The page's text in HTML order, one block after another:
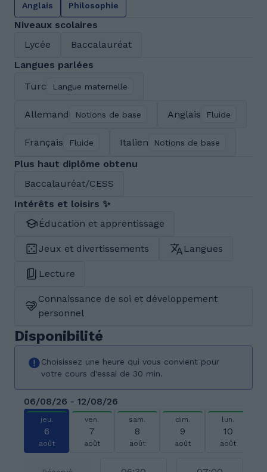
Anglais Philosophie
Niveaux scolaires
Lycée
Baccalauréat
Langues parlées
Turc
Langue maternelle
Allemand Notions de base Anglais Fluide
Français Fluide Italien Notions de base
Plus haut diplôme obtenu
Baccalauréat/CESS
Intérêts et loisirs ✨
Éducation et apprentissage
Jeux et divertissements Langues
Lecture
Connaissance de soi et développement
personnel
Disponibilité
Choisissez une heure qui vous convient pour
votre cours d'essai de 30 min.
06/08/26 - 12/08/26
jeu.
6
août
ven.
7
août
sam.
8
août
dim.
9
août
lun.
10
août